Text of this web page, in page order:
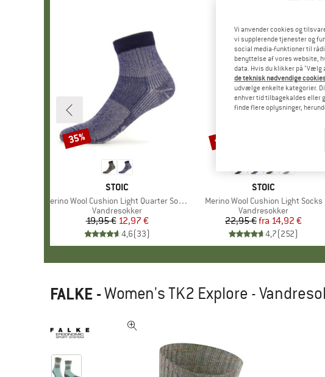
MÆRKE
STOIC
Artikel
Merino Wool Cushion Light Quarter Socks
Produktgruppe
Vandresokker
Pris
19,95 € Nedsat pris
12,97 €
4,6(33)
Rabat
35%
MÆRKE
STOIC
Artikel
Merino Wool Cushion Light Socks
Produktgruppe
Vandresokker
Pris
22,95 € Nedsat pris
fra 14,92 €
4,7(252)
Rabat
til 35%
FALKE -Women's TK2 Explore -
Vi anvender cookies og
vi supplerende tjenester og
social media-funktioner til
benyttelse af vores website,
data. Hvis du klikker på
de teknisk nødvendige
udvælge enkelte kategorier.
enhver tid tilbagekaldes eller
finde flere oplysninger,